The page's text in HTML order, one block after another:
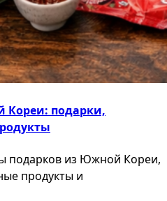
Кореи: подарки,
подарков из Южной Кореи,
продукты и